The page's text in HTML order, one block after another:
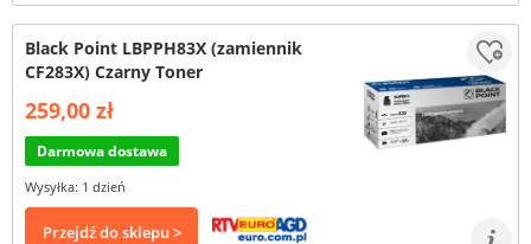
Black Point LBPPH83X (zamiennik
CF283X) Czarny Toner
259,00 zł
Darmowa dostawa
Wysyłka: 1 dzień
Przejdź do sklepu >